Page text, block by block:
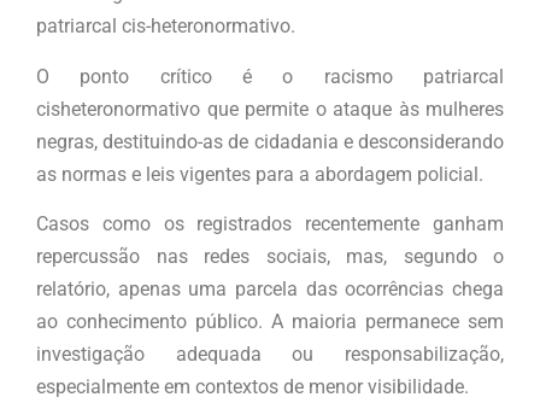
patriarcal cis-heteronormativo.
O ponto crítico é o racismo patriarcal
cisheteronormativo que permite o ataque às mulheres
negras, destituindo-as de cidadania e desconsiderando
as normas e leis vigentes para a abordagem policial.
Casos como os registrados recentemente ganham
repercussão nas redes sociais, mas, segundo o
relatório, apenas uma parcela das ocorrências chega
ao conhecimento público. A maioria permanece sem
investigação adequada ou responsabilização,
especialmente em contextos de menor visibilidade.